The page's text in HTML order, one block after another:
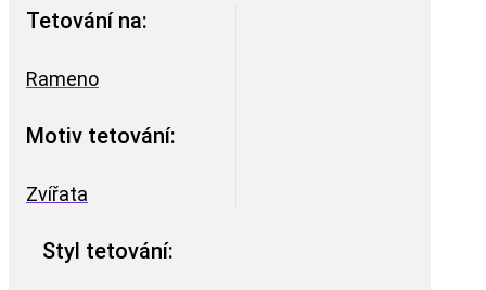
Tetování na:
Rameno
Motiv tetování:
Zvířata
Styl tetování: